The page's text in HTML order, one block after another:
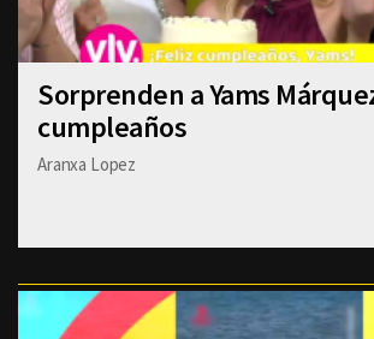
Sorprenden a Yams
cumpleaños
Aranxa Lopez